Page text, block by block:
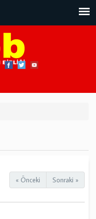
« Önceki Sonraki »